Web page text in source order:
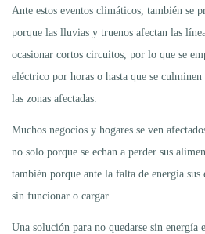
Ante estos eventos climáticos, también se
porque las lluvias y truenos afectan las
ocasionar cortos circuitos, por lo que se
eléctrico por horas o hasta que se
las zonas afectadas.
Muchos negocios y hogares se ven
no solo porque se echan a perder sus
también porque ante la falta de energía sus
sin funcionar o cargar.
Una solución para no quedarse sin energía